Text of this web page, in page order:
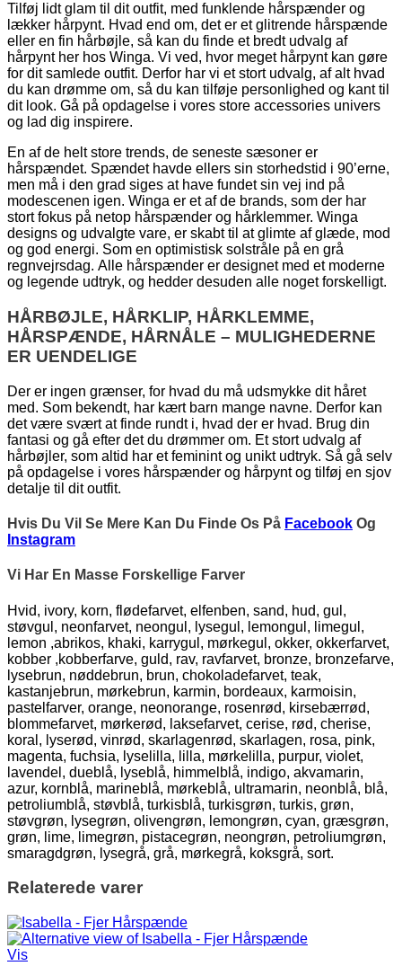
Tilføj lidt glam til dit outfit, med funklende hårspænder og
lækker hårpynt. Hvad end om, det er et glitrende hårspænde
eller en fin hårbøjle, så kan du finde et bredt udvalg af
hårpynt her hos Winga. Vi ved, hvor meget hårpynt kan gøre
for dit samlede outfit. Derfor har vi et stort udvalg, af alt hvad
du kan drømme om, så du kan tilføje personlighed og kant til
dit look. Gå på opdagelse i vores store accessories univers
og lad dig inspirere.
En af de helt store trends, de seneste sæsoner er
hårspændet. Spændet havde ellers sin storhedstid i 90’erne,
men må i den grad siges at have fundet sin vej ind på
modescenen igen. Winga er et af de brands, som der har
stort fokus på netop hårspænder og hårklemmer. Winga
designs og udvalgte vare, er skabt til at glimte af glæde, mod
og god energi. Som en optimistisk solstråle på en grå
regnvejrsdag. Alle hårspænder er designet med et moderne
og legende udtryk, og hedder desuden alle noget forskelligt.
HÅRBØJLE, HÅRKLIP, HÅRKLEMME,
HÅRSPÆNDE, HÅRNÅLE – MULIGHEDERNE
ER UENDELIGE
Der er ingen grænser, for hvad du må udsmykke dit håret
med. Som bekendt, har kært barn mange navne. Derfor kan
det være svært at finde rundt i, hvad der er hvad. Brug din
fantasi og gå efter det du drømmer om. Et stort udvalg af
hårbøjler, som altid har et feminint og unikt udtryk. Så gå selv
på opdagelse i vores hårspænder og hårpynt og tilføj en sjov
detalje til dit outfit.
Hvis Du Vil Se Mere Kan Du Finde Os På Facebook Og
Instagram
Vi Har En Masse Forskellige Farver
Hvid, ivory, korn, flødefarvet, elfenben, sand, hud, gul,
støvgul, neonfarvet, neongul, lysegul, lemongul, limegul,
lemon ,abrikos, khaki, karrygul, mørkegul, okker, okkerfarvet,
kobber ,kobberfarve, guld, rav, ravfarvet, bronze, bronzefarve,
lysebrun, nøddebrun, brun, chokoladefarvet, teak,
kastanjebrun, mørkebrun, karmin, bordeaux, karmoisin,
pastelfarver, orange, neonorange, rosenrød, kirsebærrød,
blommefarvet, mørkerød, laksefarvet, cerise, rød, cherise,
koral, lyserød, vinrød, skarlagenrød, skarlagen, rosa, pink,
magenta, fuchsia, lyselilla, lilla, mørkelilla, purpur, violet,
lavendel, dueblå, lyseblå, himmelblå, indigo, akvamarin,
azur, kornblå, marineblå, mørkeblå, ultramarin, neonblå, blå,
petroliumblå, støvblå, turkisblå, turkisgrøn, turkis, grøn,
støvgrøn, lysegrøn, olivengrøn, lemongrøn, cyan, græsgrøn,
grøn, lime, limegrøn, pistacegrøn, neongrøn, petroliumgrøn,
smaragdgrøn, lysegrå, grå, mørkegrå, koksgrå, sort.
Relaterede varer
Vis